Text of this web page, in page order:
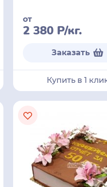
от
2 380 Р/кг.
Заказать
Купить в 1